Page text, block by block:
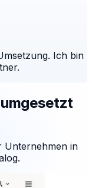
Ich bin
Unternehmen in